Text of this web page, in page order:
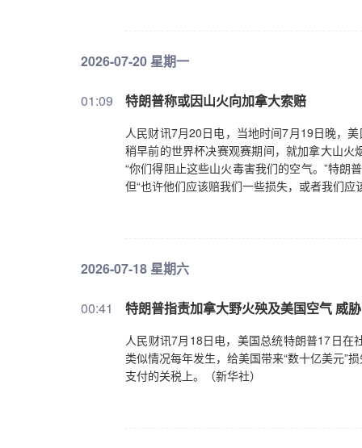
2026-07-20 星期一
01:09 特朗普称或因山火向加拿大索赔
人民财讯7月20日电，当地时间7月19日晚，
稍早前的世界杯决赛观赛期间，就加拿大山
“你们得阻止这些山火毒害我们的空气。”特朗
但“也许他们应该赔我们一些损失，或者我们应
2026-07-18 星期六
00:41 特朗普指责加拿大野火殃及美国空气 威
人民财讯7月18日电，美国总统特朗普17日在
类似情况每年发生，给美国带来“数十亿美元”
支付的关税上。（新华社）